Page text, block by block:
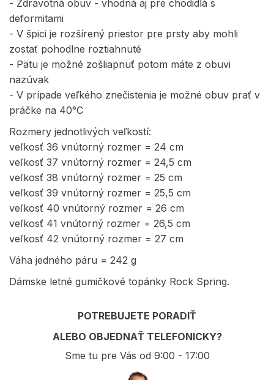
- Zdravotná obuv - vhodná aj pre chodidlá s
deformitami
- V špici je rozšírený priestor pre prsty aby mohli
zostať pohodlne roztiahnuté
- Pätu je možné zošliapnuť potom máte z obuvi
nazúvak
- V prípade veľkého znečistenia je možné obuv prať v
práčke na 40°C
Rozmery jednotlivých veľkostí:
veľkosť 36 vnútorný rozmer = 24 cm
veľkosť 37 vnútorný rozmer = 24,5 cm
veľkosť 38 vnútorný rozmer = 25 cm
veľkosť 39 vnútorný rozmer = 25,5 cm
veľkosť 40 vnútorný rozmer = 26 cm
veľkosť 41 vnútorný rozmer = 26,5 cm
veľkosť 42 vnútorný rozmer = 27 cm
Váha jedného páru = 242 g
Dámske letné gumičkové topánky Rock Spring.
POTREBUJETE PORADIŤ
ALEBO OBJEDNAŤ TELEFONICKY?
Sme tu pre Vás od 9:00 - 17:00